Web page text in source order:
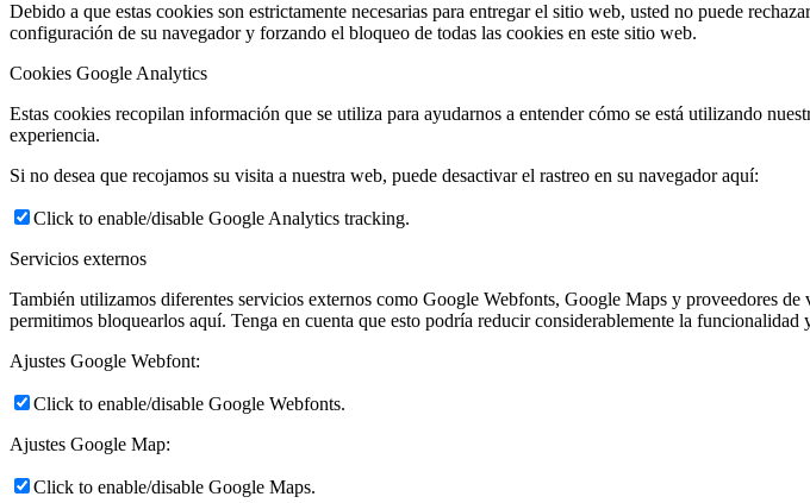
Debido a que estas cookies son estrictamente necesarias para entregar el sitio web, usted no puede
configuración de su navegador y forzando el bloqueo de todas las cookies en este sitio web.
Cookies Google Analytics
Estas cookies recopilan información que se utiliza para ayudarnos a entender cómo se está utilizando
experiencia.
Si no desea que recojamos su visita a nuestra web, puede desactivar el rastreo en su navegador aquí:
Click to enable/disable Google Analytics tracking.
Servicios externos
También utilizamos diferentes servicios externos como Google Webfonts, Google Maps y proveedores
permitimos bloquearlos aquí. Tenga en cuenta que esto podría reducir considerablemente la
Ajustes Google Webfont:
Click to enable/disable Google Webfonts.
Ajustes Google Map:
Click to enable/disable Google Maps.